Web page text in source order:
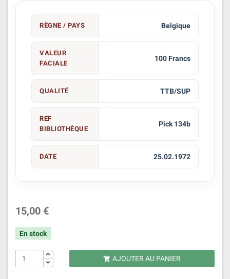
RÈGNE / PAYS Belgique
VALEUR
FACIALE
100 Francs
QUALITÉ TTB/SUP
REF
BIBLIOTHÈQUE
Pick 134b
DATE 25.02.1972
15,00 €
En stock
 AJOUTER AU PANIER